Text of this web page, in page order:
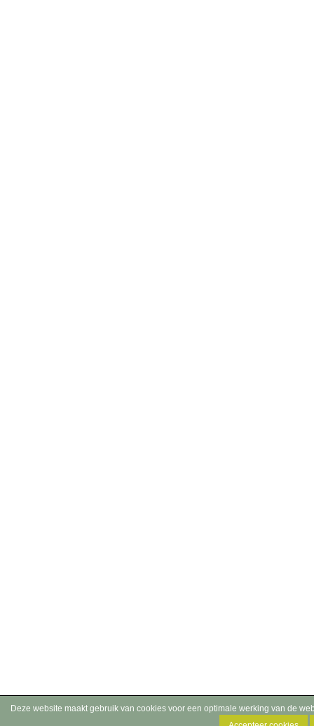
Deze website maakt gebruik van cookies voor een optimale werking van de